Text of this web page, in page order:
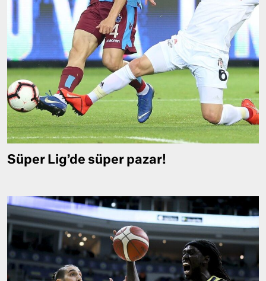
Süper Lig’de süper pazar!